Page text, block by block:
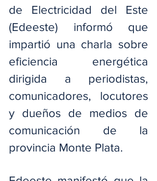
de Electricidad del Este
(Edeeste) informó que
impartió una charla sobre
eficiencia energética
dirigida a periodistas,
comunicadores, locutores
y dueños de medios de
comunicación de la
provincia Monte Plata.